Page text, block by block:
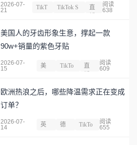
2026-07-
21
TikT
TikTok S
直
阅读
638
美国人的牙齿形象生意，撑起一款
90w+销量的紫色牙贴
2026-07-
15
美
TikTo
直
阅读
609
欧洲热浪之后，哪些降温需求正在变成
订单？
2026-07-
14
英
德
TikTo
阅读
655